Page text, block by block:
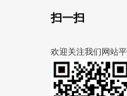
扫一扫
欢迎关注我们网站